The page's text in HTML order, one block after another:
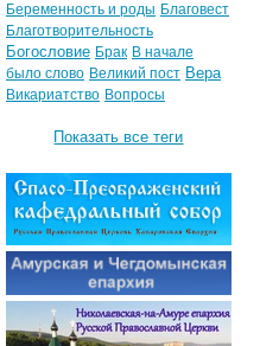
Беременность и роды Благовест
Благотворительность
Богословие Брак В начале
было слово Великий пост Вера
Викариатство Вопросы
Показать все теги